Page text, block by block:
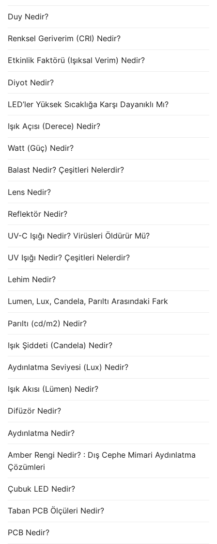
Duy Nedir?
Renksel Geriverim (CRI) Nedir?
Etkinlik Faktörü (Işıksal Verim) Nedir?
Diyot Nedir?
LED’ler Yüksek Sıcaklığa Karşı Dayanıklı Mı?
Işık Açısı (Derece) Nedir?
Watt (Güç) Nedir?
Balast Nedir? Çeşitleri Nelerdir?
Lens Nedir?
Reflektör Nedir?
UV-C Işığı Nedir? Virüsleri Öldürür Mü?
UV Işığı Nedir? Çeşitleri Nelerdir?
Lehim Nedir?
Lumen, Lux, Candela, Parıltı Arasındaki Fark
Parıltı (cd/m2) Nedir?
Işık Şiddeti (Candela) Nedir?
Aydınlatma Seviyesi (Lux) Nedir?
Işık Akısı (Lümen) Nedir?
Difüzör Nedir?
Aydınlatma Nedir?
Amber Rengi Nedir? : Dış Cephe Mimari Aydınlatma
Çözümleri
Çubuk LED Nedir?
Taban PCB Ölçüleri Nedir?
PCB Nedir?